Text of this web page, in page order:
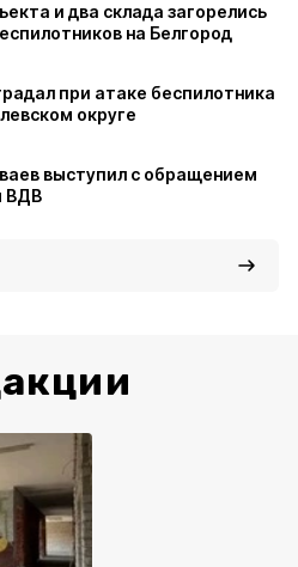
и два склада загорелись
на Белгород
при атаке беспилотника
округе
выступил с обращением
ВДВ